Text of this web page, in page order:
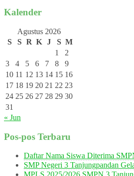
Kalender
Agustus 2026
S
S R K J S M
1
2
3
4 5 6 7 8
9
10 11 12 13 14 15 16
17 18 19 20 21 22 23
24 25 26 27 28 29 30
31
« Jun
Pos-pos Terbaru
Daftar Nama Siswa Diterima
SMP Negeri 3 Tanjungpandan